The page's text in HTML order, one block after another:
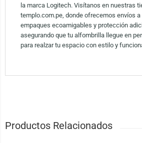
la marca Logitech. Visítanos en nuestras
templo.com.pe, donde ofrecemos envíos a
empaques ecoamigables y protección
asegurando que tu alfombrilla llegue en
para realzar tu espacio con estilo y
Productos Relacionados